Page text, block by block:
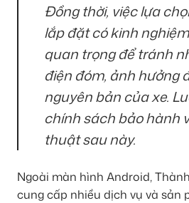
Đồng thời, việc lựa
lắp đặt có kinh
quan trọng để tránh
điện đóm, ảnh hưởng
nguyên bản của xe.
chính sách bảo hành
thuật sau này.
Ngoài màn hình Android,
cung cấp nhiều dịch vụ và sản